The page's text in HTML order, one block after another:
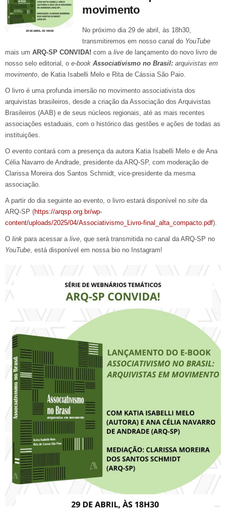
movimento
No próximo dia 29 de abril, às 18h30,
transmitiremos em nosso canal do YouTube
mais um ARQ-SP CONVIDA! com a live de lançamento do novo livro de
nosso selo editorial, o e-book Associativismo no Brasil: arquivistas em
movimento , de Katia Isabelli Melo e Rita de Cássia São Paio.
O livro é uma profunda imersão no movimento associativista dos
arquivistas brasileiros, desde a criação da Associação dos Arquivistas
Brasileiros (AAB) e de seus núcleos regionais, até as mais recentes
associações estaduais, com o histórico das gestões e ações de todas as
instituições.
O evento contará com a presença da autora Katia Isabelli Melo e de Ana
Célia Navarro de Andrade, presidente da ARQ-SP, com moderação de
Clarissa Moreira dos Santos Schmidt, vice-presidente da mesma
associação.
A partir do dia seguinte ao evento, o livro estará disponível no site da
ARQ-SP (https://arqsp.org.br/wp-
content/uploads/2025/04/Associativismo_Livro-final_alta_compacto.pdf).
O link para acessar a live , que será transmitida no canal da ARQ-SP no
YouTube , está disponível em nossa bio no Instagram!